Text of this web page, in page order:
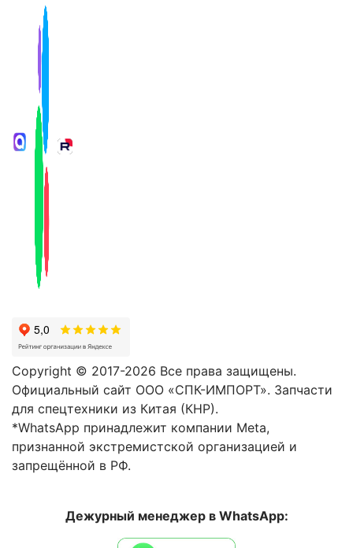
Copyright © 2017-2026 Все права защищены.
Официальный сайт ООО «СПК-ИМПОРТ». Запчасти
для спецтехники из Китая (КНР).
*WhatsApp принадлежит компании Meta,
признанной экстремистской организацией и
запрещённой в РФ.
Дежурный менеджер в WhatsApp: